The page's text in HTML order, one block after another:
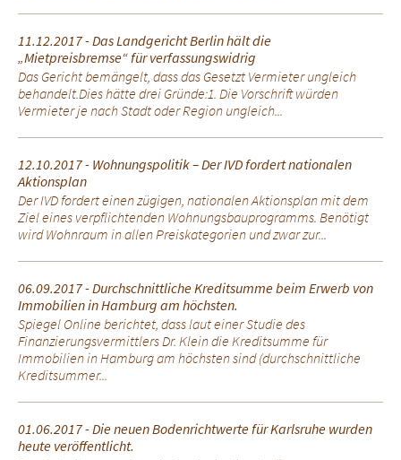
11.12.2017 - Das Landgericht Berlin hält die
„Mietpreisbremse“ für verfassungswidrig
Das Gericht bemängelt, dass das Gesetzt Vermieter ungleich
behandelt.Dies hätte drei Gründe:1. Die Vorschrift würden
Vermieter je nach Stadt oder Region ungleich...
12.10.2017 - Wohnungspolitik – Der IVD fordert nationalen
Aktionsplan
Der IVD fordert einen zügigen, nationalen Aktionsplan mit dem
Ziel eines verpflichtenden Wohnungsbauprogramms. Benötigt
wird Wohnraum in allen Preiskategorien und zwar zur...
06.09.2017 - Durchschnittliche Kreditsumme beim Erwerb von
Immobilien in Hamburg am höchsten.
Spiegel Online berichtet, dass laut einer Studie des
Finanzierungsvermittlers Dr. Klein die Kreditsumme für
Immobilien in Hamburg am höchsten sind (durchschnittliche
Kreditsummer...
01.06.2017 - Die neuen Bodenrichtwerte für Karlsruhe wurden
heute veröffentlicht.